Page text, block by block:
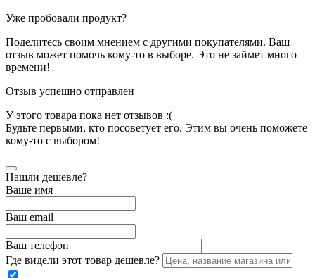
Уже пробовали продукт?
Поделитесь своим мнением с другими покупателями. Ваш
отзыв может помочь кому-то в выборе. Это не займет много
времени!
Отзыв успешно отправлен
У этого товара пока нет отзывов :(
Будьте первыми, кто посоветует его. Этим вы очень поможете
кому-то с выбором!
Нашли дешевле?
Ваше имя
Ваш email
Ваш телефон
Где видели этот товар дешевле?